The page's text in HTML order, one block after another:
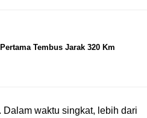
Tembus Jarak 320 Km
waktu singkat, lebih dari